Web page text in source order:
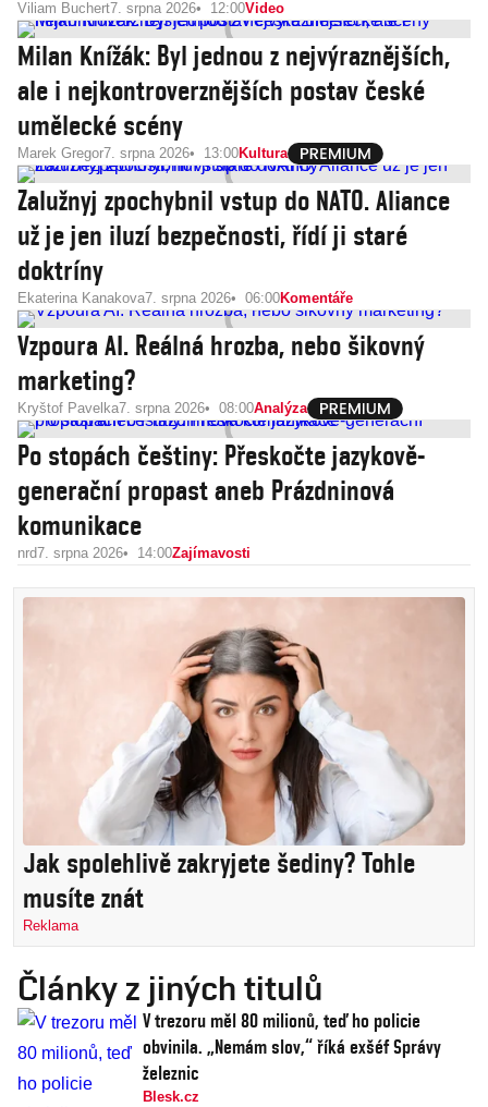
Viliam Buchert7. srpna 2026 12:00Video
Milan Knížák: Byl jednou z nejvýraznějších,
ale i nejkontroverznějších postav české
umělecké scény
Marek Gregor7. srpna 2026 13:00Kultura
Zalužnyj zpochybnil vstup do NATO. Aliance
už je jen iluzí bezpečnosti, řídí ji staré
doktríny
Ekaterina Kanakova7. srpna 2026 06:00Komentáře
Vzpoura AI. Reálná hrozba, nebo šikovný
marketing?
Kryštof Pavelka7. srpna 2026 08:00Analýza
Po stopách češtiny: Přeskočte jazykově-
generační propast aneb Prázdninová
komunikace
nrd7. srpna 2026 14:00Zajímavosti
Jak spolehlivě zakryjete šediny? Tohle
musíte znát
Reklama
Články z jiných titulů
V trezoru měl 80 milionů, teď ho policie
obvinila. „Nemám slov,“ říká exšéf Správy
železnic
Blesk.cz